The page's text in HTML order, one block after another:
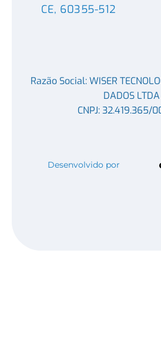
CE, 60355-512
Razão Social: WISER
DADOS LTDA
CNPJ: 32.419.365/
Desenvolvido por